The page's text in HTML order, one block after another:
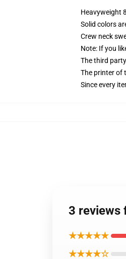
Heavyweight
Solid colors
Crew neck
Note: If you
The third
The printer of
Since every
3 reviews
★★★★★
★★★★☆